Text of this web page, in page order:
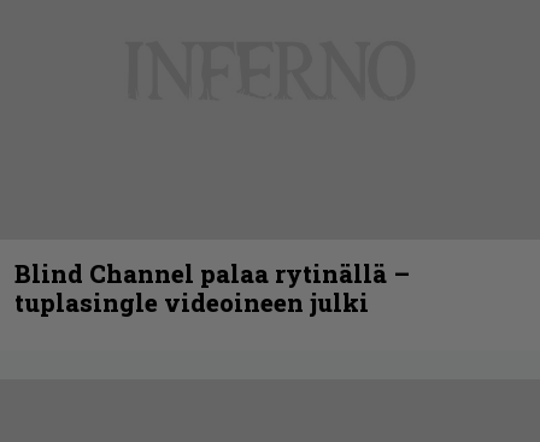
Blind Channel palaa rytinällä –
tuplasingle videoineen julki